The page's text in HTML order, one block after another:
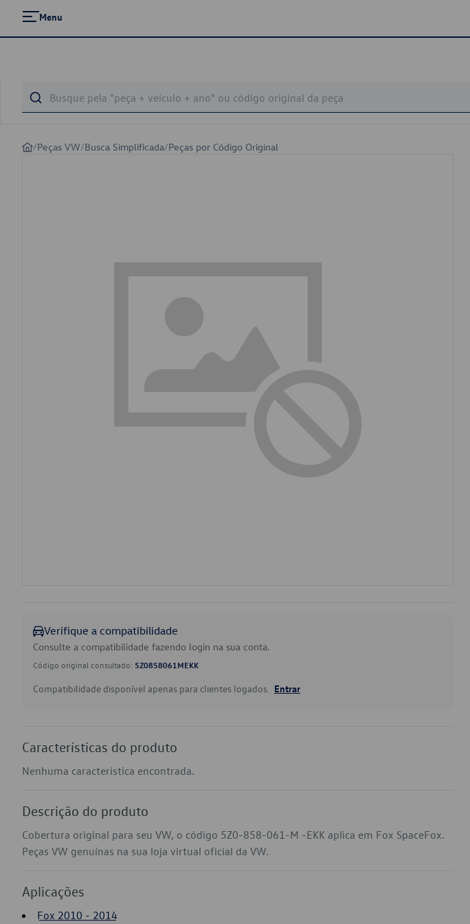
Menu
/Peças VW/Busca Simplificada/Peças por Código Original
Verifique a compatibilidade
Consulte a compatibilidade fazendo login na sua conta.
Código original consultado: 5Z0858061MEKK
Compatibilidade disponível apenas para clientes logados. Entrar
Características do produto
Nenhuma característica encontrada.
Descrição do produto
Cobertura original para seu VW, o código 5Z0-858-061-M -EKK aplica em Fox SpaceFox.
Peças VW genuínas na sua loja virtual oficial da VW.
Aplicações
Fox 2010 - 2014